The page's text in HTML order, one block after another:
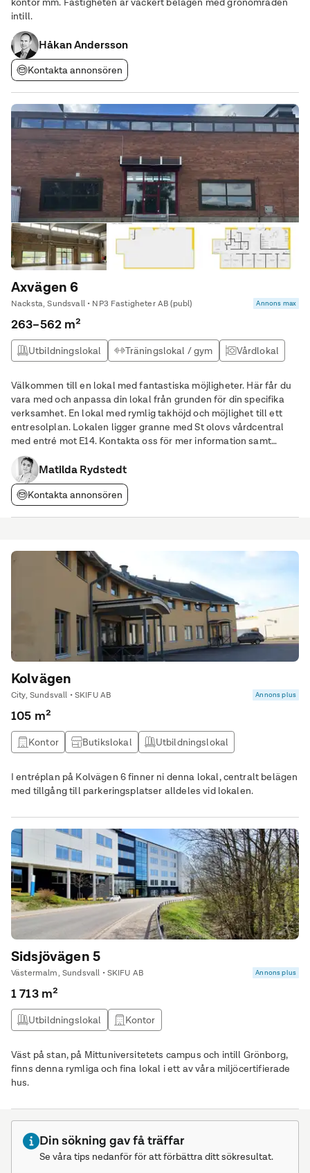
intill.
Håkan Andersson
Kontakta annonsören
Axvägen 6
Nacksta, Sundsvall • NP3 Fastigheter AB (publ) Annons max
263–562 m²
Utbildningslokal Träningslokal / gym
Vårdlokal
Välkommen till en lokal med fantastiska möjligheter. Här får du
vara med och anpassa din lokal från grunden för din specifika
verksamhet. En lokal med rymlig takhöjd och möjlighet till ett
entresolplan. Lokalen ligger granne med St olovs vårdcentral
med entré mot E14. Kontakta oss för mer information samt
visning av lokalen.
Matilda Rydstedt
Kontakta annonsören
Kolvägen
City, Sundsvall • SKIFU AB Annons plus
105 m²
Kontor Butikslokal Utbildningslokal
I entréplan på Kolvägen 6 finner ni denna lokal, centralt belägen
med tillgång till parkeringsplatser alldeles vid lokalen.
Sidsjövägen 5
Västermalm, Sundsvall • SKIFU AB Annons plus
1 713 m²
Utbildningslokal Kontor
Väst på stan, på Mittuniversitetets campus och intill Grönborg,
finns denna rymliga och fina lokal i ett av våra miljöcertifierade
hus.
Din sökning gav få träffar
Se våra tips nedanför för att förbättra ditt sökresultat.